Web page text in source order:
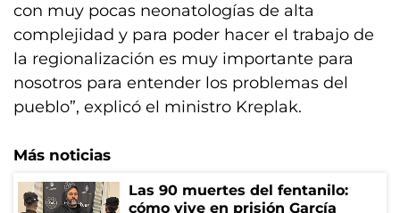
con muy pocas neonatologías de alta
complejidad y para poder hacer el trabajo de
la regionalización es muy importante para
nosotros para entender los problemas del
pueblo”, explicó el ministro Kreplak.
Más noticias
Las 90 muertes del fentanilo:
cómo vive en prisión García